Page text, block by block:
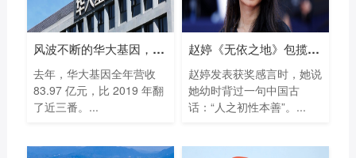
风波不断的华大基因，凭什么一年多赚
去年，华大基因全年营收
83.97 亿元，比 2019 年翻
了近三番。...
赵婷《无依之地》包揽93届奥斯卡最佳导
赵婷发表获奖感言时，她说
她幼时背过一句中国古
话：“人之初性本善”。...